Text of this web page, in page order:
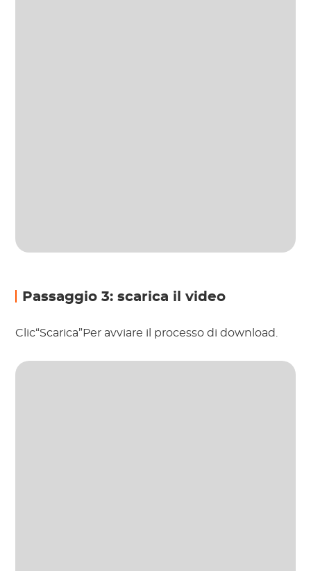
Passaggio 3: scarica il video
Clic“Scarica”Per avviare il processo di download.